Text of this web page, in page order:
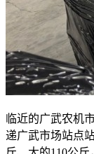
临近的广武农机
递广武市场站点